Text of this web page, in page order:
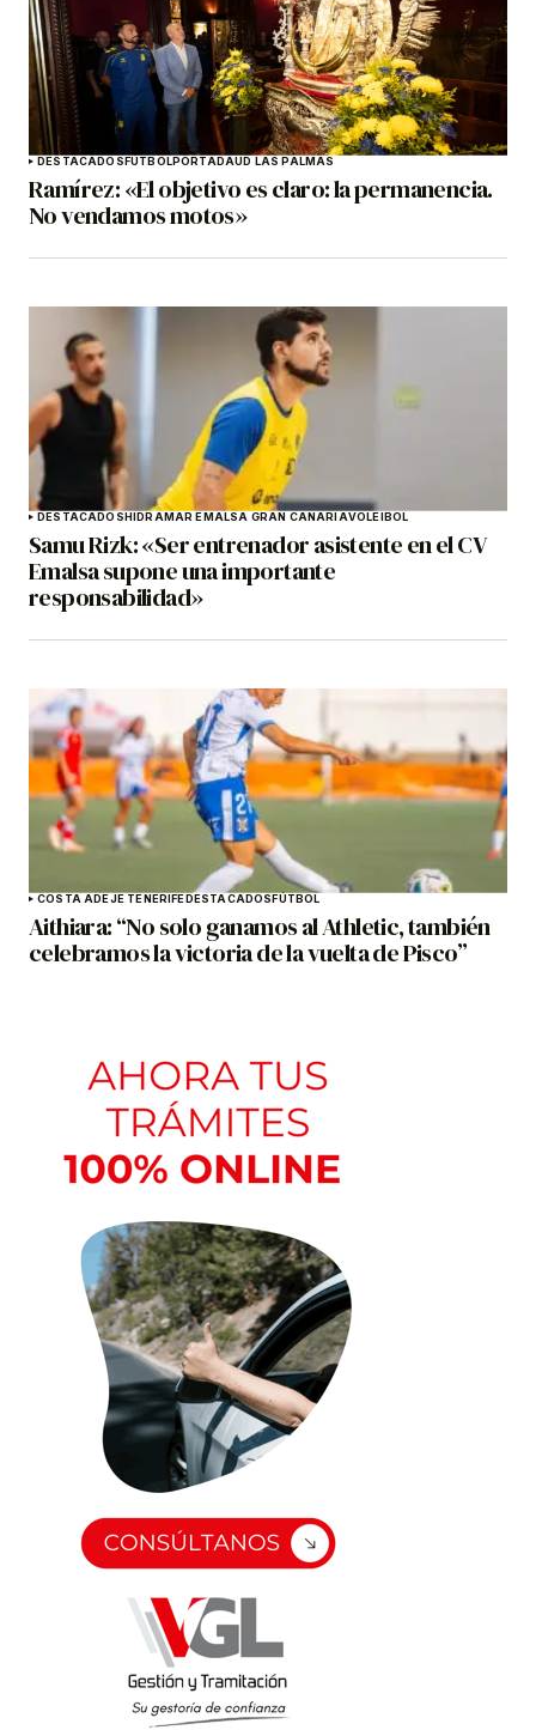
DESTACADOSFÚTBOLPORTADAUD LAS PALMAS
Ramírez: «El objetivo es claro: la permanencia.
No vendamos motos»
DESTACADOSHIDRAMAR EMALSA GRAN CANARIAVOLEIBOL
Samu Rizk: «Ser entrenador asistente en el CV
Emalsa supone una importante
responsabilidad»
COSTA ADEJE TENERIFEDESTACADOSFÚTBOL
Aithiara: “No solo ganamos al Athletic, también
celebramos la victoria de la vuelta de Pisco”